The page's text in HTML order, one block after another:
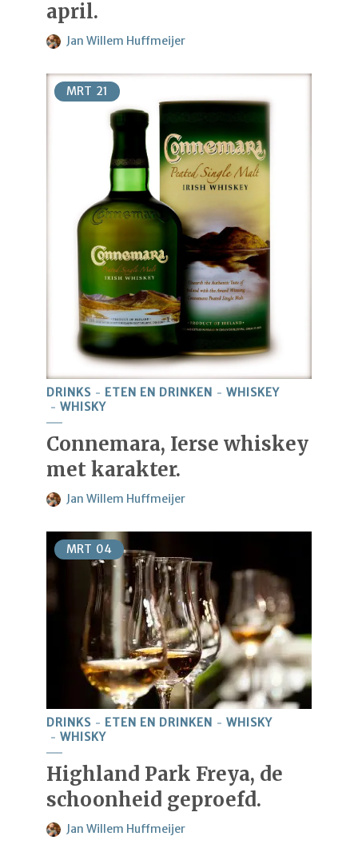
april.
Jan Willem Huffmeijer
MRT 21
DRINKS ETEN EN DRINKEN
WHISKEY
WHISKY
Connemara, Ierse whiskey
met karakter.
Jan Willem Huffmeijer
MRT 04
DRINKS ETEN EN DRINKEN
WHISKY
WHISKY
Highland Park Freya, de
schoonheid geproefd.
Jan Willem Huffmeijer